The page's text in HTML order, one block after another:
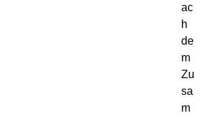
ac
h
de
m
Zu
sa
m